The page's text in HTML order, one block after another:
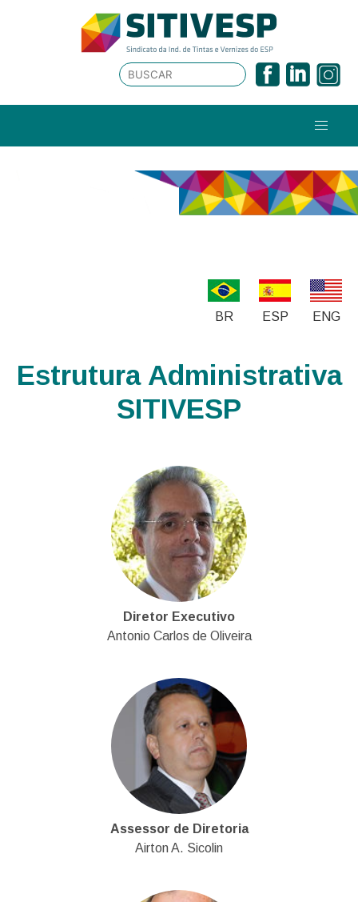
BR ESP ENG
Estrutura Administrativa
SITIVESP
Diretor Executivo
Antonio Carlos de Oliveira
Assessor de Diretoria
Airton A. Sicolin